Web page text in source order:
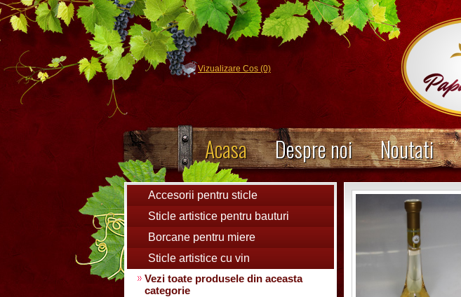
Vizualizare Cos (0)
Acasa Despre noi Noutati
Accesorii pentru sticle
Sticle artistice pentru bauturi
Borcane pentru miere
Sticle artistice cu vin
Vezi toate produsele din aceasta
categorie